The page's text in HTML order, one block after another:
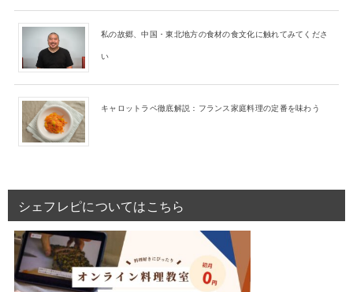
私の故郷、中国・東北地方の食材の食文化に触れてみてくださ
い
キャロットラペ徹底解説：フランス家庭料理の定番を味わう
シェフレピについてはこちら